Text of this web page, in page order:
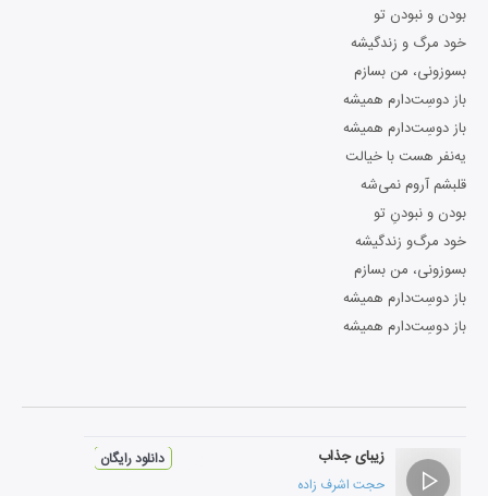
بودن و نبودن تو
خود مرگ و زندگیشه
بسوزونی، من بسازم
باز دوسِت‌دارم همیشه
باز دوسِت‌دارم همیشه
یه‌نفر هست با خیالت
قلبشم آروم نمی‌شه
بودن‌ و نبودنِ تو
خود مرگ‌و زندگیشه
بسوزونی، من بسازم
باز دوسِت‌دارم همیشه
باز دوسِت‌دارم همیشه
زیبای جذاب
حجت اشرف زاده
دانلود رایگان